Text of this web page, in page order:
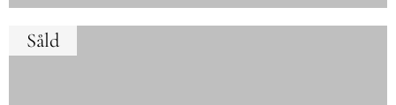
Såld